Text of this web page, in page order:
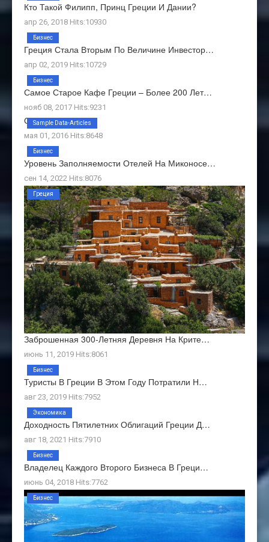
Кто Такой Филипп, Принц Греции И Дании?
апр 26, 2018 Hits:10930
Греция Стала Вторым По Величине Инвестор…
апр 02, 2019 Hits:10729
Бизнес
Самое Старое Кафе Греции – Более 200 Лет…
нояб 08, 2017 Hits:9231
Бизнес
О Нас
мая 01, 2016 Hits:8648
Sample Data-Articles
Уровень Заполняемости Отелей На Миконосе…
сен 14, 2022 Hits:8076
Бизнес
Заброшенная 300-Летняя Деревня На Крите…
июнь 11, 2019 Hits:8061
Греция
Туристы В Греции В Этом Году Потратили Н…
авг 23, 2019 Hits:7952
Бизнес
Доходность Пятилетних Облигаций Греции Д…
авг 18, 2021 Hits:7910
Экономика
Владелец Каждого Второго Бизнеса В Греци…
июнь 04, 2018 Hits:7762
Бизнес
Бизнес